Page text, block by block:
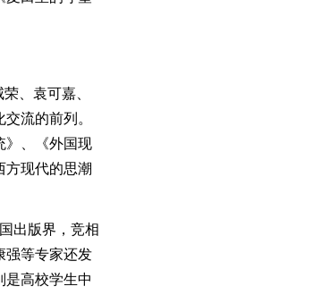
、袁可嘉、
流的前列。
》、《外国现
方现代的思潮
出版界，竞相
强等专家还发
是高校学生中